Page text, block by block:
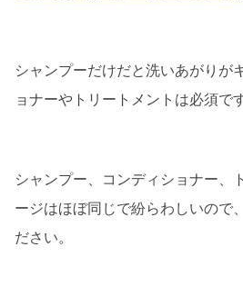
シャンプーだけだと洗いあがりが
ョナーやトリートメントは必須で
シャンプー、コンディショナー、
ージはほぼ同じで紛らわしいので
ださい。